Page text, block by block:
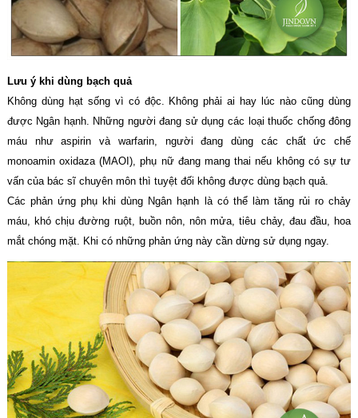
Lưu ý khi dùng bạch quả
Không dùng hạt sống vì có độc. Không phải ai hay lúc nào cũng dùng
được Ngân hạnh. Những người đang sử dụng các loại thuốc chống đông
máu như aspirin và warfarin, người đang dùng các chất ức chế
monoamin oxidaza (MAOI), phụ nữ đang mang thai nếu không có sự tư
vấn của bác sĩ chuyên môn thì tuyệt đối không được dùng bạch quả.
Các phản ứng phụ khi dùng Ngân hạnh là có thể làm tăng rủi ro chảy
máu, khó chịu đường ruột, buồn nôn, nôn mửa, tiêu chảy, đau đầu, hoa
mắt chóng mặt. Khi có những phản ứng này cần dừng sử dụng ngay.